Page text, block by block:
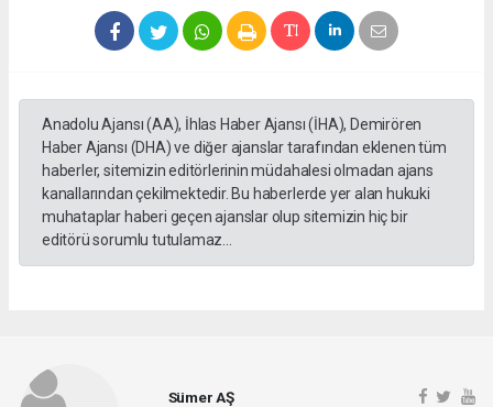
Anadolu Ajansı (AA), İhlas Haber Ajansı (İHA), Demirören
Haber Ajansı (DHA) ve diğer ajanslar tarafından eklenen tüm
haberler, sitemizin editörlerinin müdahalesi olmadan ajans
kanallarından çekilmektedir. Bu haberlerde yer alan hukuki
muhataplar haberi geçen ajanslar olup sitemizin hiç bir
editörü sorumlu tutulamaz...
Sümer AŞ